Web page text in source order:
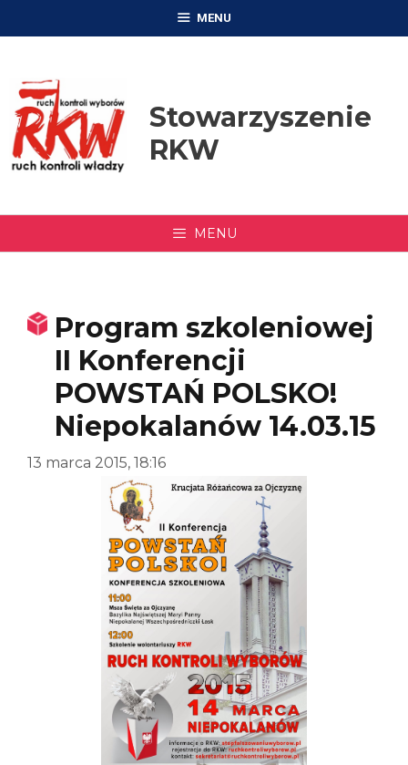
MENU
Stowarzyszenie
RKW
MENU
Program szkoleniowej
II Konferencji
POWSTAŃ POLSKO!
Niepokalanów 14.03.15
13 marca 2015, 18:16